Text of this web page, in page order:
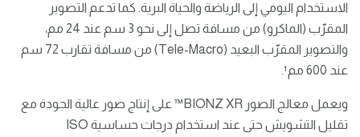
الاستخدام اليومي إلى الرياضة والحياة البرية. كما تدعم التصوير
المقرّب (الماكرو) من مسافة تصل إلى نحو 3 سم عند 24 مم،
والتصوير المقرّب البعيد (Tele-Macro) من مسافة تقارب 72 سم
عند 600 مم¹.
ويعمل معالج الصور BIONZ XR™️ على إنتاج صور عالية الجودة مع
تقليل التشويش حتى عند استخدام درجات حساسية ISO